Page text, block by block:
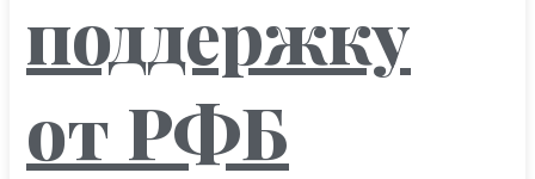
поддержку
от РФБ